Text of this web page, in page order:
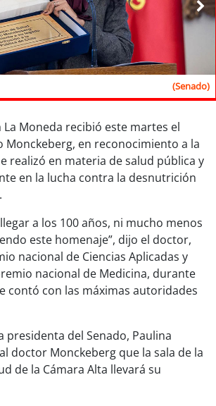
(Presidencia)
Moneda recibió este martes el
Monckeberg, en reconocimiento a la
realizó en materia de salud pública y
en la lucha contra la desnutrición
a los 100 años, ni mucho menos
este homenaje”, dijo el doctor,
nacional de Ciencias Aplicadas y
nacional de Medicina, durante
contó con las máximas autoridades
presidenta del Senado, Paulina
doctor Monckeberg que la sala de la
de la Cámara Alta llevará su